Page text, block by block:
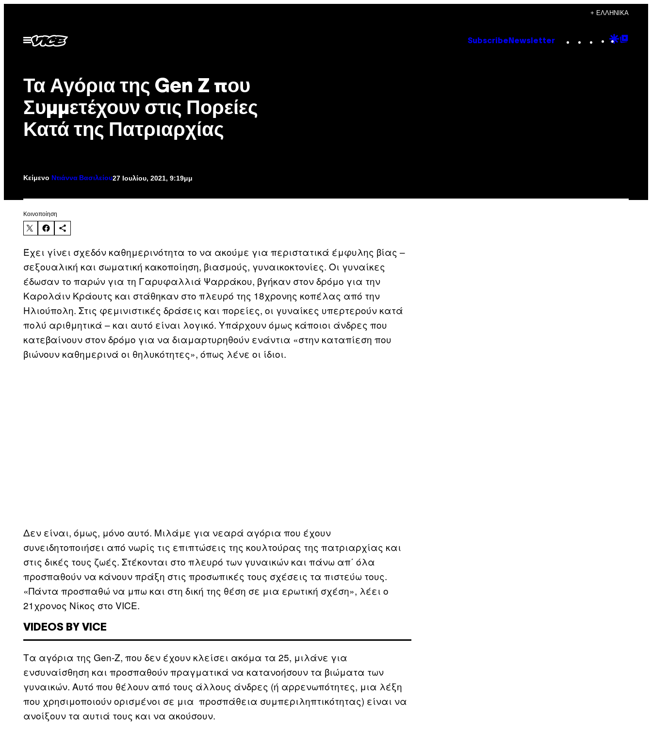
περιεχόμενο
+ ΕΛΛΗΝΙΚΆ
Ανοίξτε
το
Subscribe Newsletter Instagram
TikTok
YouTube
Google
Τα Αγόρια της Gen Z που
Συμμετέχουν στις Πορείες
Κατά της Πατριαρχίας
Κείμενο Ντιάννα Βασιλείου27 Ιουλίου, 2021, 9:19μμ
Kοινοποίηση
Έχει γίνει σχεδόν καθημερινότητα το να ακούμε για περιστατικά έμφυλης βίας –
σεξουαλική και σωματική κακοποίηση, βιασμούς, γυναικοκτονίες. Οι γυναίκες
έδωσαν το παρών για τη Γαρυφαλλιά Ψαρράκου, βγήκαν στον δρόμο για την
Καρολάιν Κράουτς και στάθηκαν στο πλευρό της 18χρονης κοπέλας από την
Ηλιούπολη. Στις φεμινιστικές δράσεις και πορείες, οι γυναίκες υπερτερούν κατά
πολύ αριθμητικά – και αυτό είναι λογικό. Υπάρχουν όμως κάποιοι άνδρες που
κατεβαίνουν στον δρόμο για να διαμαρτυρηθούν ενάντια «στην καταπίεση που
βιώνουν καθημερινά οι θηλυκότητες», όπως λένε οι ίδιοι.
Δεν είναι, όμως, μόνο αυτό. Μιλάμε για νεαρά αγόρια που έχουν
συνειδητοποιήσει από νωρίς τις επιπτώσεις της κουλτούρας της πατριαρχίας και
στις δικές τους ζωές. Στέκονται στο πλευρό των γυναικών και πάνω απ΄ όλα
προσπαθούν να κάνουν πράξη στις προσωπικές τους σχέσεις τα πιστεύω τους.
«Πάντα προσπαθώ να μπω και στη δική της θέση σε μια ερωτική σχέση», λέει ο
21χρονος Νίκος στο VICE.
VIDEOS BY VICE
Τα αγόρια της Gen-Z, που δεν έχουν κλείσει ακόμα τα 25, μιλάνε για
ενσυναίσθηση και προσπαθούν πραγματικά να κατανοήσουν τα βιώματα των
γυναικών. Αυτό που θέλουν από τους άλλους άνδρες (ή αρρενωπότητες, μια λέξη
που χρησιμοποιούν ορισμένοι σε μια προσπάθεια συμπεριληπτικότητας) είναι να
ανοίξουν τα αυτιά τους και να ακούσουν.